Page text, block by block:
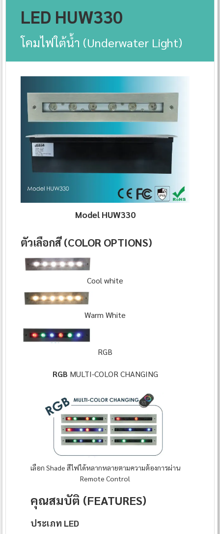
ขึ้น
LED HUW330
โคมไฟใต้น้ำ (Underwater Light)
Model HUW330
ตัวเลือกสี (COLOR OPTIONS)
Cool white
Warm White
RGB
RGB MULTI-COLOR CHANGING
เลือก Shade สีไฟได้หลากหลายตามความต้องการผ่าน
Remote Control
คุณสมบัติ (FEATURES)
ประเภท LED